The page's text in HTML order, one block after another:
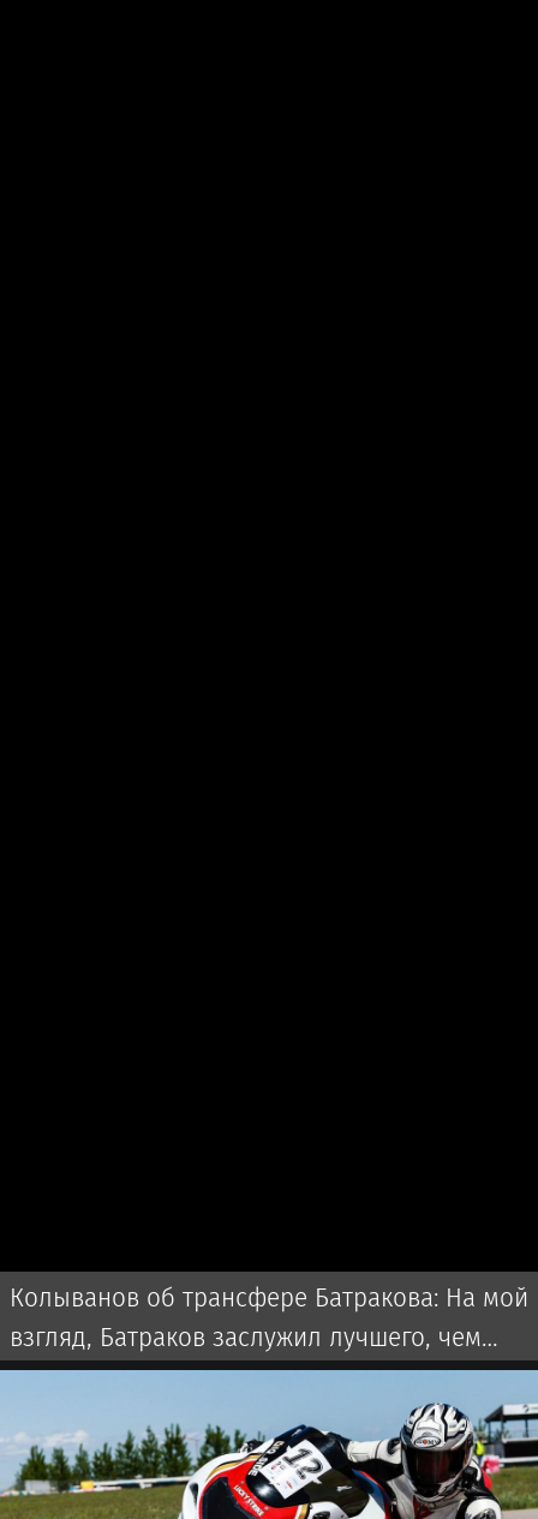
Колыванов об трансфере Батракова: На мой
взгляд, Батраков заслужил лучшего, чем
чемпионат Турции